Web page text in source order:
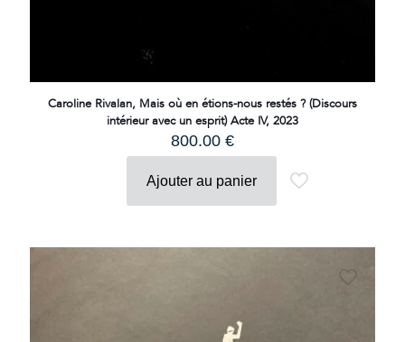
Caroline Rivalan, Mais où en étions-nous restés ? (Discours
intérieur avec un esprit) Acte IV, 2023
800.00 €
Ajouter au panier